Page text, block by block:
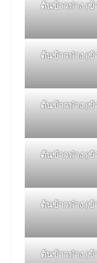
ต้นข้าวฟ่าง (
ต้นข้าวฟ่าง (
ต้นข้าวฟ่าง (
ต้นข้าวฟ่าง (
ต้นข้าวฟ่าง (
ต้นข้าวฟ่าง (